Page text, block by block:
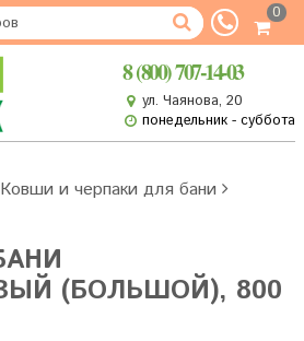
0
8 (800) 707-14-03
ул. Чаянова, 20
понедельник - суббота
Ковши и черпаки для бани
(БОЛЬШОЙ), 800